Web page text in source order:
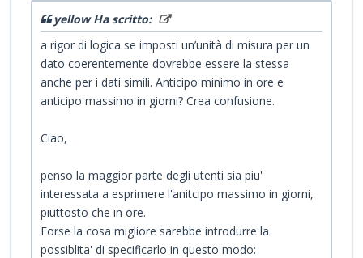
yellow Ha scritto:
a rigor di logica se imposti un’unità di misura per un
dato coerentemente dovrebbe essere la stessa
anche per i dati simili. Anticipo minimo in ore e
anticipo massimo in giorni? Crea confusione.
Ciao,
penso la maggior parte degli utenti sia piu'
interessata a esprimere l'anitcipo massimo in giorni,
piuttosto che in ore.
Forse la cosa migliore sarebbe introdurre la
possiblita' di specificarlo in questo modo: